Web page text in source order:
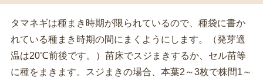
タマネギは種まき時期が限られているので、種袋に書か
れている種まき時期の間にまくようにします。（発芽適
温は20℃前後です。）苗床でスジまきするか、セル苗等
に種をまきます。スジまきの場合、本葉2～3枚で株間1～